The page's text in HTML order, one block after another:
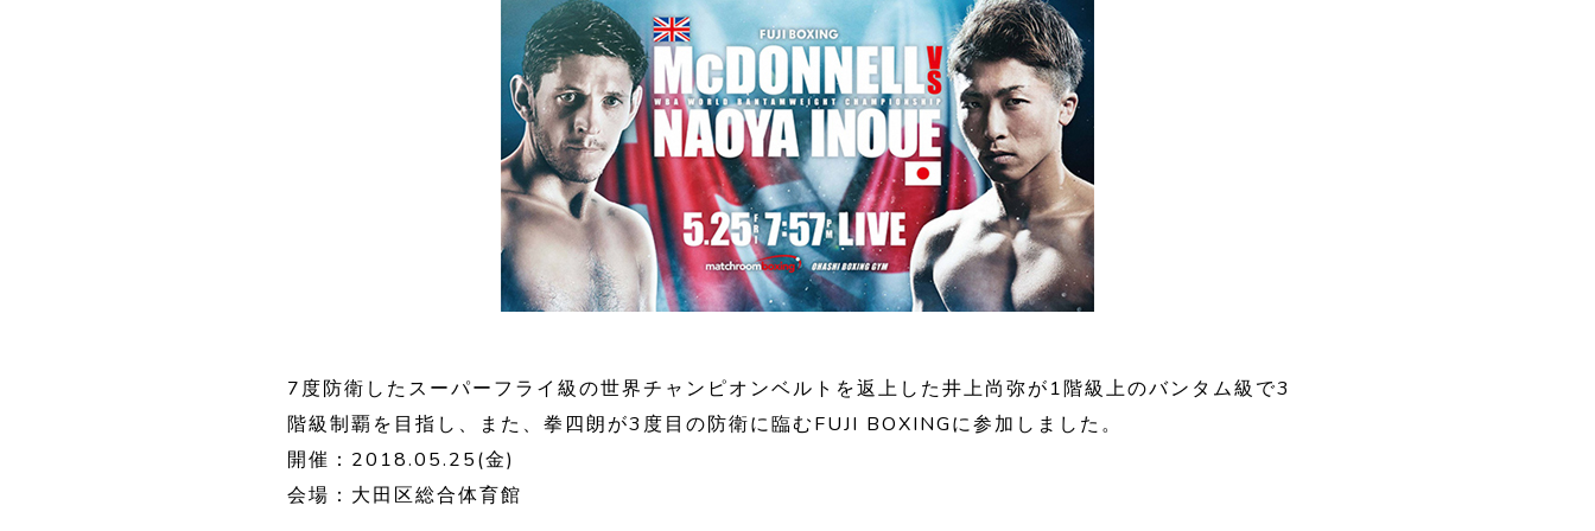
7度防衛したスーパーフライ級の世界チャンピオンベルトを返上した井上尚弥が1階級上のバンタム級で3
階級制覇を目指し、また、拳四朗が3度目の防衛に臨むFUJI BOXINGに参加しました。
開催：2018.05.25(金)
会場：大田区総合体育館